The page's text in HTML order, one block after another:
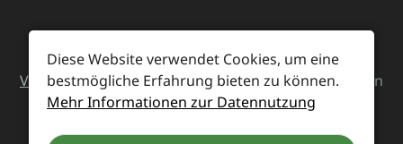
Alle Preise inkl. gesetzl. Mehrwertsteuer zzgl.
Versandkostenund ggf. Nachnahmegebühren, wenn
nicht anders angegeben.
Diese Website verwendet Cookies, um eine
bestmögliche Erfahrung bieten zu können.
Mehr Informationen zur Datennutzung